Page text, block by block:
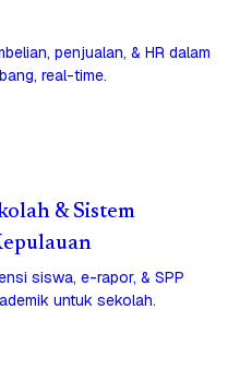
penjualan, & HR dalam
real-time.
& Sistem
siswa, e-rapor, & SPP
untuk sekolah.